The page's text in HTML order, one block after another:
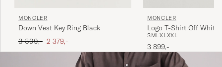
MONCLER
Down Vest Key Ring Black
Ordinær pris
3 399,- Nedsatt pris
2 379,-
MONCLER
Logo T-Shirt Off White
SMLXLXXL
3 899,-